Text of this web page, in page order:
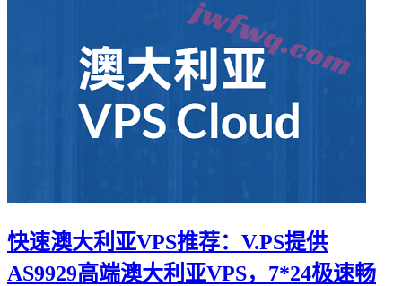
快速澳大利亚VPS推荐：V.PS提供
AS9929高端澳大利亚VPS，7*24极速畅